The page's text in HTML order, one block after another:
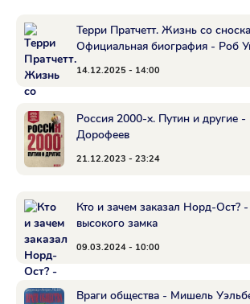
Терри Пратчетт. Жизнь со
Официальная биография - Роб
14.12.2025 - 14:00
Россия 2000-х. Путин и другие -
Дорофеев
21.12.2023 - 23:24
Кто и зачем заказал Норд-Ост?
высокого замка
09.03.2024 - 10:00
Враги общества - Мишель